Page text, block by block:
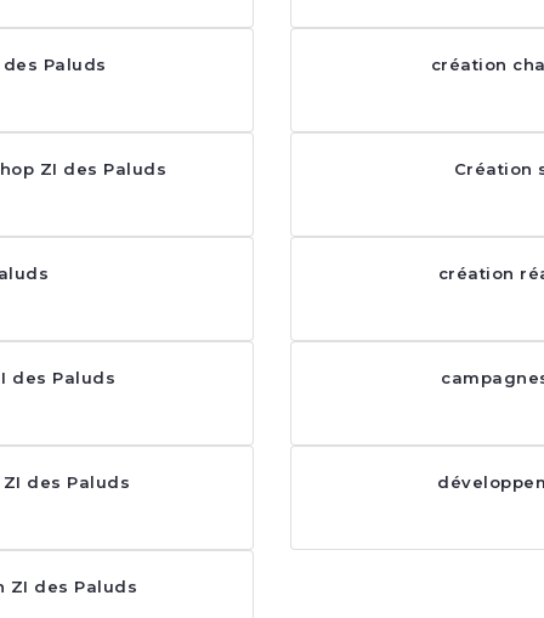
Paluds création
ZI des Paluds Création
création
des Paluds
des Paluds
ZI des Paluds